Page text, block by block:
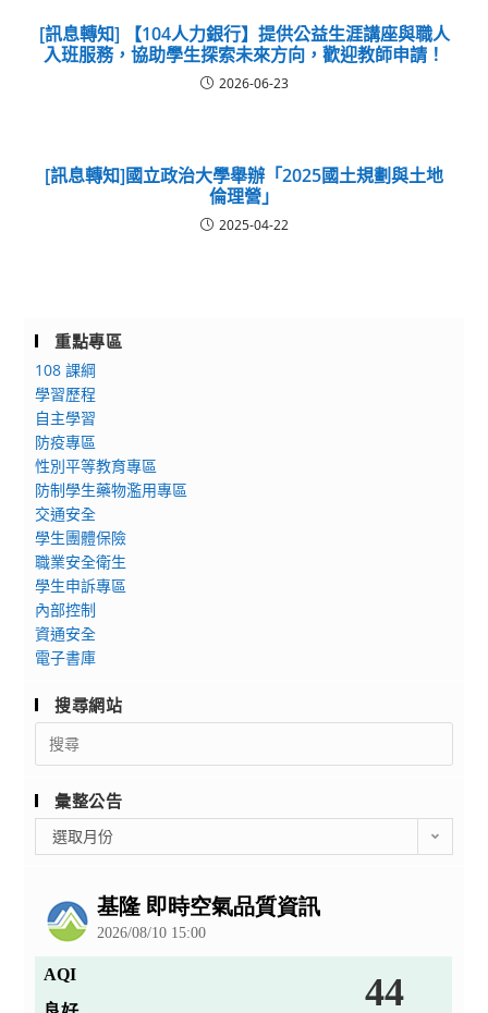
[訊息轉知] 【104人力銀行】提供公益生涯講座與職人
入班服務，協助學生探索未來方向，歡迎教師申請！
2026-06-23
[訊息轉知]國立政治大學舉辦「2025國土規劃與土地
倫理營」
2025-04-22
重點專區
108 課綱
學習歷程
自主學習
防疫專區
性別平等教育專區
防制學生藥物濫用專區
交通安全
學生團體保險
職業安全衛生
學生申訴專區
內部控制
資通安全
電子書庫
搜尋網站
Search
for:
彙整公告
整
選取月份